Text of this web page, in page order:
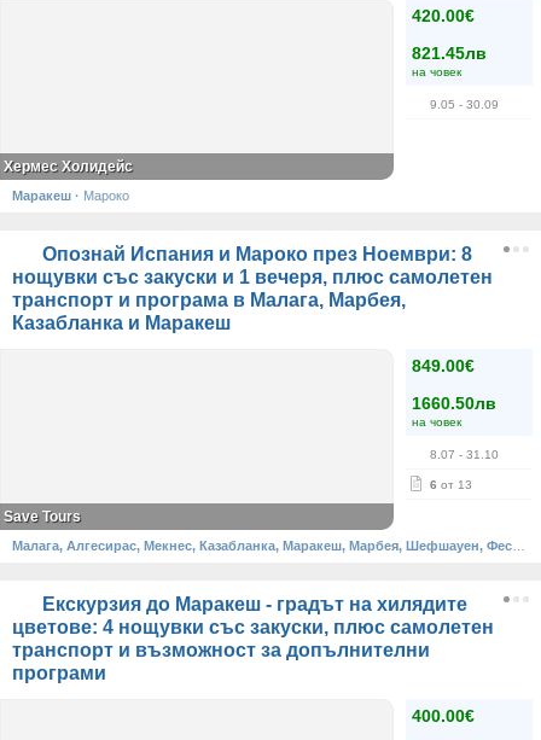
420.00€
821.45лв
на човек
9.05 - 30.09
Хермес Холидейс
Маракеш · Мароко
Опознай Испания и Мароко през Ноември: 8
нощувки със закуски и 1 вечеря, плюс самолетен
транспорт и програма в Малага, Марбея,
Казабланка и Маракеш
849.00€
1660.50лв
на човек
8.07 - 31.10
6 от 13
Save Tours
Екскурзия до Маракеш - градът на хилядите
цветове: 4 нощувки със закуски, плюс самолетен
транспорт и възможност за допълнителни
програми
400.00€